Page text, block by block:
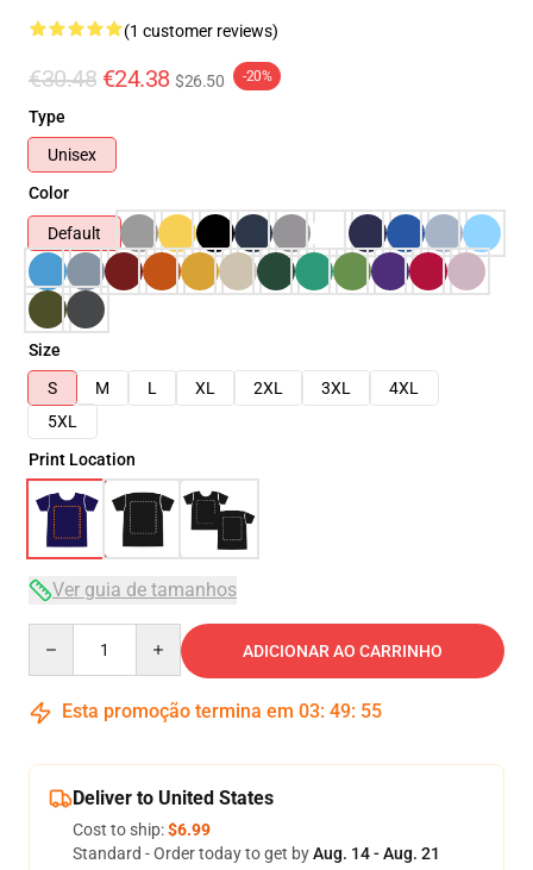
(1 customer reviews)
€30.48 €24.38 $26.50 -20%
Type
Unisex
Color
Default
Size
S
M L XL 2XL 3XL
4XL
5XL
Print Location
Ver guia de tamanhos
ADICIONAR AO CARRINHO
Esta promoção termina em 03: 49: 54
Deliver to United States
Cost to ship:$6.99
Standard - Order today to get byAug. 14 - Aug. 21